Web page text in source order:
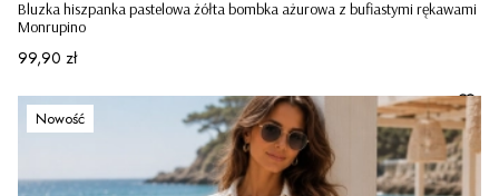
Bluzka hiszpanka pastelowa żółta bombka ażurowa z bufiastymi rękawami
Monrupino
Cena
99,90 zł
Nowość